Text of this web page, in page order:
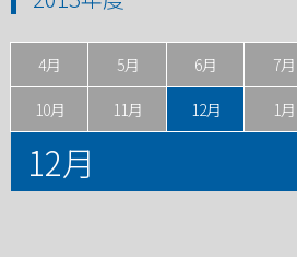
4月 5月 6月 7月
10月 11月 12月 1月
12月